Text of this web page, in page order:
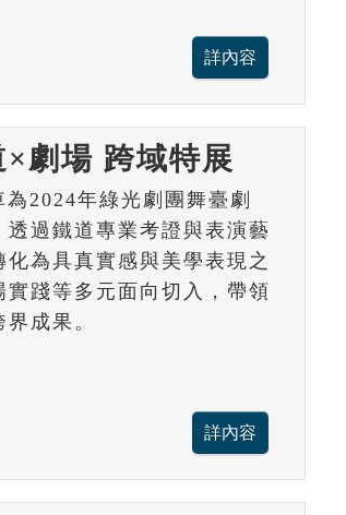
劇場 跨域特展
2024年綠光劇團舞臺劇
透過鐵道專業考證與表演藝
為具真實感與美學表現之
踐等多元面向切入，帶領
成果。